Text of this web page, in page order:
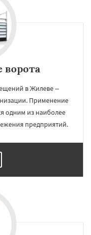
в Жилеве –
Применение
одним из наиболее
предприятий.